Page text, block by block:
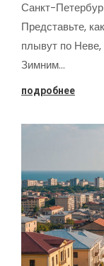
Санкт-
Представьте,
плывут по
Зимним…
подробнее